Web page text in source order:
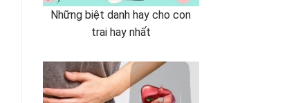
Những biệt danh hay cho con
trai hay nhất